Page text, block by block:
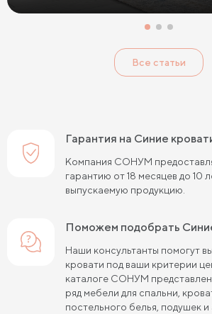
Кровати с мягким изголовьем
Кровати белого цвета
Кровати цвета графит Кровати
Кровати красного цвета Кровати
Кровати розового цвета Кровати
Кровати синего цвета Кровати
Все статьи
Гарантия на Синие
Компания СОНУМ
гарантию от 18 месяцев до 10
выпускаемую продукцию.
Поможем подобрать
Наши консультанты помогут
кровати под ваши критерии
каталоге СОНУМ
ряд мебели для спальни,
постельного белья, подушек и